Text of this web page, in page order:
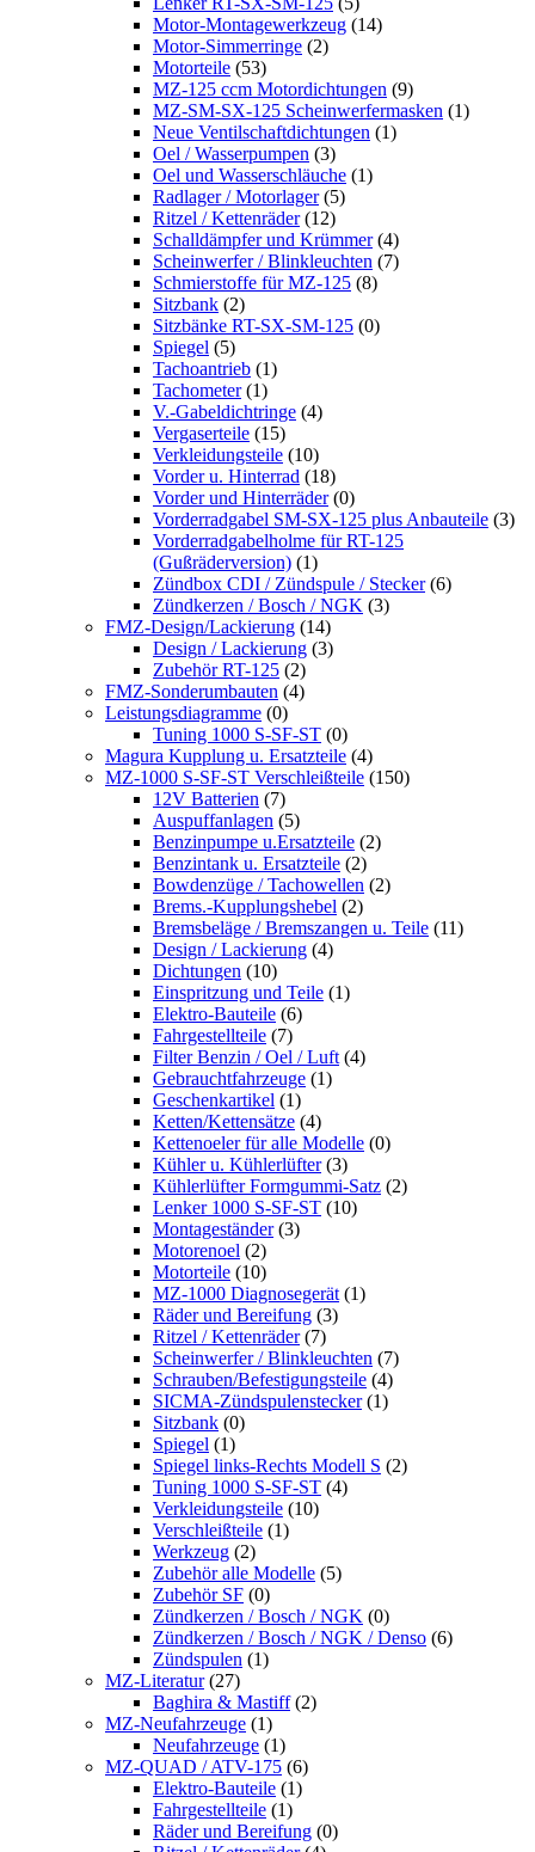
Motor-Montagewerkzeug (14)
Motor-Simmerringe (2)
Motorteile (53)
MZ-125 ccm Motordichtungen (9)
MZ-SM-SX-125 Scheinwerfermasken (1)
Neue Ventilschaftdichtungen (1)
Oel / Wasserpumpen (3)
Oel und Wasserschläuche (1)
Radlager / Motorlager (5)
Ritzel / Kettenräder (12)
Schalldämpfer und Krümmer (4)
Scheinwerfer / Blinkleuchten (7)
Schmierstoffe für MZ-125 (8)
Sitzbank (2)
Sitzbänke RT-SX-SM-125 (0)
Spiegel (5)
Tachoantrieb (1)
Tachometer (1)
V.-Gabeldichtringe (4)
Vergaserteile (15)
Verkleidungsteile (10)
Vorder u. Hinterrad (18)
Vorder und Hinterräder (0)
Vorderradgabel SM-SX-125 plus Anbauteile (3)
Vorderradgabelholme für RT-125
(Gußräderversion) (1)
Zündbox CDI / Zündspule / Stecker (6)
Zündkerzen / Bosch / NGK (3)
FMZ-Design/Lackierung (14)
Design / Lackierung (3)
Zubehör RT-125 (2)
FMZ-Sonderumbauten (4)
Leistungsdiagramme (0)
Tuning 1000 S-SF-ST (0)
Magura Kupplung u. Ersatzteile (4)
MZ-1000 S-SF-ST Verschleißteile (150)
12V Batterien (7)
Auspuffanlagen (5)
Benzinpumpe u.Ersatzteile (2)
Benzintank u. Ersatzteile (2)
Bowdenzüge / Tachowellen (2)
Brems.-Kupplungshebel (2)
Bremsbeläge / Bremszangen u. Teile (11)
Design / Lackierung (4)
Dichtungen (10)
Einspritzung und Teile (1)
Elektro-Bauteile (6)
Fahrgestellteile (7)
Filter Benzin / Oel / Luft (4)
Gebrauchtfahrzeuge (1)
Geschenkartikel (1)
Ketten/Kettensätze (4)
Kettenoeler für alle Modelle (0)
Kühler u. Kühlerlüfter (3)
Kühlerlüfter Formgummi-Satz (2)
Lenker 1000 S-SF-ST (10)
Montageständer (3)
Motorenoel (2)
Motorteile (10)
MZ-1000 Diagnosegerät (1)
Räder und Bereifung (3)
Ritzel / Kettenräder (7)
Scheinwerfer / Blinkleuchten (7)
Schrauben/Befestigungsteile (4)
SICMA-Zündspulenstecker (1)
Sitzbank (0)
Spiegel (1)
Spiegel links-Rechts Modell S (2)
Tuning 1000 S-SF-ST (4)
Verkleidungsteile (10)
Verschleißteile (1)
Werkzeug (2)
Zubehör alle Modelle (5)
Zubehör SF (0)
Zündkerzen / Bosch / NGK (0)
Zündkerzen / Bosch / NGK / Denso (6)
Zündspulen (1)
MZ-Literatur (27)
Baghira & Mastiff (2)
MZ-Neufahrzeuge (1)
Neufahrzeuge (1)
MZ-QUAD / ATV-175 (6)
Elektro-Bauteile (1)
Fahrgestellteile (1)
Räder und Bereifung (0)